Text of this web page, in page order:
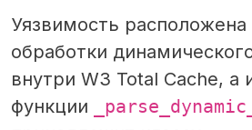
Уязвимость
обработки
внутри W3 Total Cache,
функции